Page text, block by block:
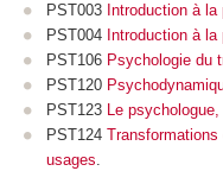
PST003 Introduction à
PST004 Introduction à
PST106 Psychologie du
PST120
PST123 Le
PST124
usages.